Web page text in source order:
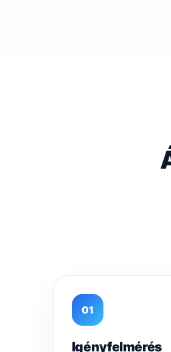
01
Igényfelmérés